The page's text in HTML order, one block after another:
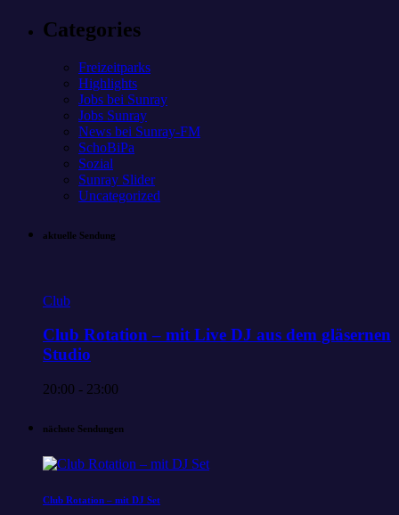
Categories
Freizeitparks
Highlights
Jobs bei Sunray
Jobs Sunray
News bei Sunray-FM
SchoBiPa
Sozial
Sunray Slider
Uncategorized
aktuelle Sendung
Club
Club Rotation – mit Live DJ aus dem gläsernen
Studio
20:00 - 23:00
nächste Sendungen
Club Rotation – mit DJ Set